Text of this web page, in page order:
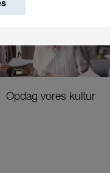
Opdag vores kultur